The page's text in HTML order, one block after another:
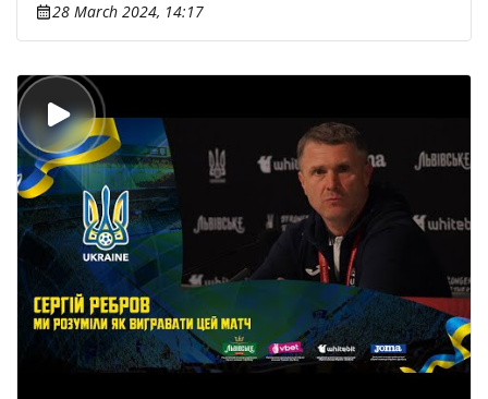
28 March 2024, 14:17